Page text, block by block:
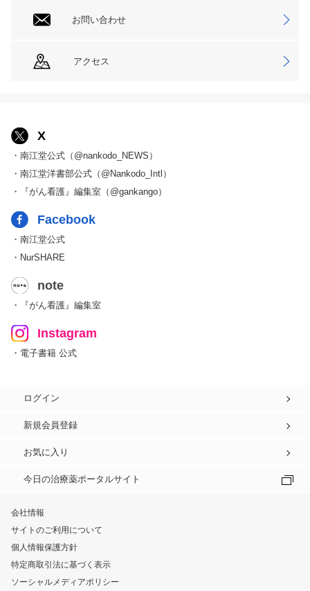
お問い合わせ
アクセス
X
・南江堂公式（@nankodo_NEWS）
・南江堂洋書部公式（@Nankodo_Intl）
・『がん看護』編集室（@gankango）
Facebook
・南江堂公式
・NurSHARE
note
・『がん看護』編集室
Instagram
・電子書籍 公式
ログイン
新規会員登録
お気に入り
今日の治療薬ポータルサイト
会社情報
サイトのご利用について
個人情報保護方針
特定商取引法に基づく表示
ソーシャルメディアポリシー